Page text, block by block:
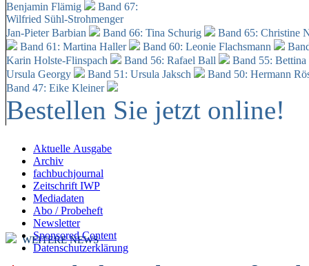
Benjamin Flämig
Band 67:
Wilfried Sühl-Strohmenger
Jan-Pieter Barbian
Band 66: Tina Schurig
Band 65: Christine
Band 61: Martina Haller
Band 60: Leonie Flachsmann
Karin Holste-Flinspach
Band 56: Rafael Ball
Band 55:
Ursula Georgy
Band 51: Ursula Jaksch Band 50: Hermann
Band 47: Eike Kleiner
Bestellen Sie jetzt online!
Aktuelle Ausgabe
Archiv
fachbuchjournal
Zeitschrift IWP
Mediadaten
Abo / Probeheft
Newsletter
Sponsored Content
Datenschutzerklärung
WEITERE NEWS